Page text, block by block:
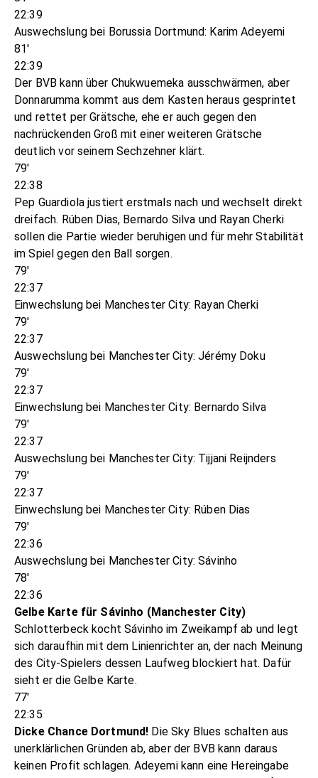
22:39
Auswechslung bei Borussia Dortmund: Karim Adeyemi
81'
22:39
Der BVB kann über Chukwuemeka ausschwärmen, aber
Donnarumma kommt aus dem Kasten heraus gesprintet
und rettet per Grätsche, ehe er auch gegen den
nachrückenden Groß mit einer weiteren Grätsche
deutlich vor seinem Sechzehner klärt.
79'
22:38
Pep Guardiola justiert erstmals nach und wechselt direkt
dreifach. Rúben Dias, Bernardo Silva und Rayan Cherki
sollen die Partie wieder beruhigen und für mehr Stabilität
im Spiel gegen den Ball sorgen.
79'
22:37
Einwechslung bei Manchester City: Rayan Cherki
79'
22:37
Auswechslung bei Manchester City: Jérémy Doku
79'
22:37
Einwechslung bei Manchester City: Bernardo Silva
79'
22:37
Auswechslung bei Manchester City: Tijjani Reijnders
79'
22:37
Einwechslung bei Manchester City: Rúben Dias
79'
22:36
Auswechslung bei Manchester City: Sávinho
78'
22:36
Gelbe Karte für Sávinho (Manchester City)
Schlotterbeck kocht Sávinho im Zweikampf ab und legt
sich daraufhin mit dem Linienrichter an, der nach Meinung
des City-Spielers dessen Laufweg blockiert hat. Dafür
sieht er die Gelbe Karte.
77'
22:35
Dicke Chance Dortmund! Die Sky Blues schalten aus
unerklärlichen Gründen ab, aber der BVB kann daraus
keinen Profit schlagen. Adeyemi kann eine Hereingabe